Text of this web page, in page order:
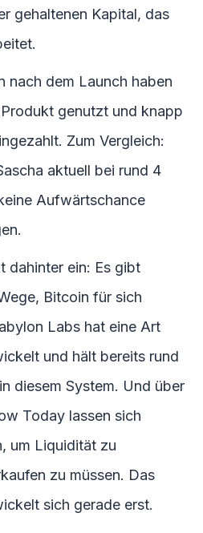
gehaltenen Kapital, das
nach dem Launch haben
genutzt und knapp
Zum Vergleich:
aktuell bei rund 4
Aufwärtschance
dahinter ein: Es gibt
Bitcoin für sich
Labs hat eine Art
und hält bereits rund
diesem System. Und über
Today lassen sich
um Liquidität zu
zu müssen. Das
sich gerade erst.